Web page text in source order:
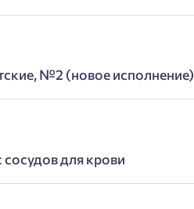
№2 (новое исполнение)
для крови